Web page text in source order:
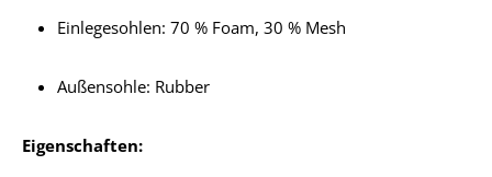
Einlegesohlen: 70 % Foam, 30 % Mesh
Außensohle: Rubber
Eigenschaften: